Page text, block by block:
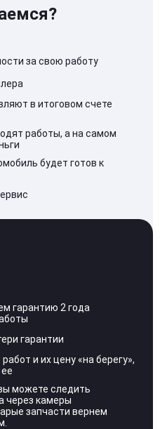
за свою работу
в итоговом счете
работы, а на самом
будет готов к
гарантию 2 года
гарантии
и их цену «на берегу»,
можете следить
через камеры
запчасти вернем